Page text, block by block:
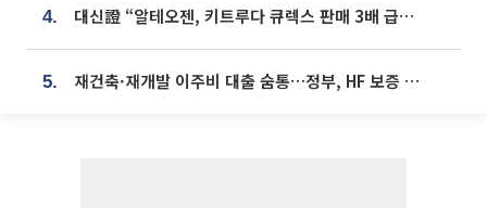
4. 대신證 “알테오젠, 키트루다 큐렉스 판매 3배 급증…목표가 41만원 상향”
5. 재건축·재개발 이주비 대출 숨통…정부, HF 보증 신설 추진